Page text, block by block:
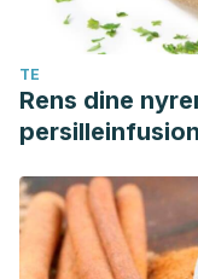
TE
Rens dine
persilleinfusion